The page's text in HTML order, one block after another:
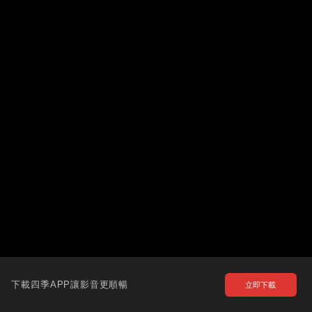
下載四季APP讓影音更順暢 立即下載